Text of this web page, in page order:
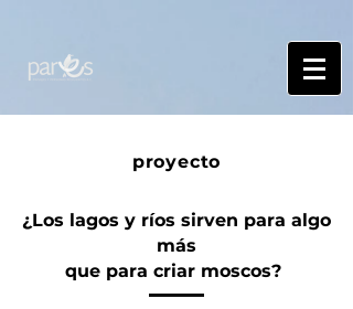
proyecto
¿Los lagos y ríos sirven para algo
más
que para criar moscos?